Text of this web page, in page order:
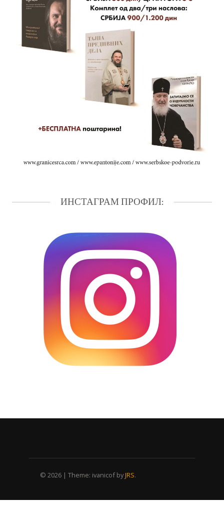
ИНСТАГРАМ ПРОФИЛ:
© 2026 | Theme: ivanicof byJRS.